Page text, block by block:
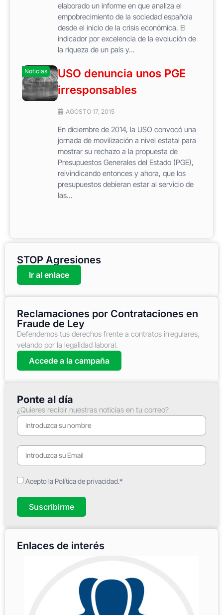
elaborado un informe en que analiza el
empobrecimiento de la sociedad española
desde el inicio de la crisis económica. El
indicador por excelencia de la evolución de
la riqueza de un país y...
Noticias
USO denuncia unos PGE
irresponsables
AGOSTO 17, 2015
En diciembre de 2014, la USO convocó una
jornada de movilización a nivel estatal para
mostrar su rechazo a la propuesta de
Presupuestos Generales del Estado (PGE),
reivindicando entonces y ahora, que los
presupuestos debieran estar al servicio de
las...
STOP Agresiones
Ir al enlace
Reclamaciones por Contrataciones en
Fraude de Ley
Defendemos tus derechos frente a contratos irregulares,
velando por la legalidad laboral.
Accede a la campaña
Ponte al día
¿Quieres recibir nuestras noticias en tu correo?
Acepto la Política de privacidad.*
Suscribirme
Enlaces de interés